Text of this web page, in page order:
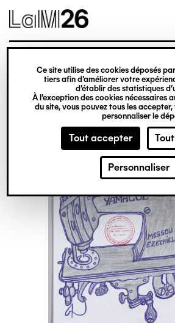
Gestion des cookies
Ce site utilise des cookies déposés
tiers afin d’améliorer votre
d’établir des statistiques
À l’exception des cookies nécessaires
du site, vous pouvez tous les
personnaliser le
Tout accepter
Personnaliser
contenu